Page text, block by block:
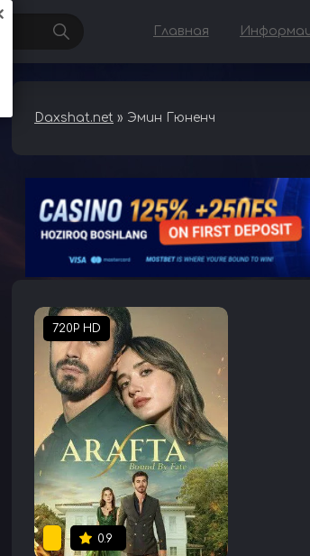
Главная
Daxshat.net » Эмин Гюненч
720P HD
0.9